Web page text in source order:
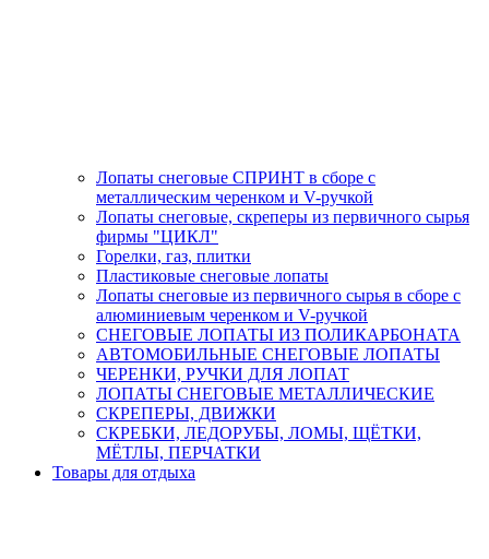
Лопаты снеговые СПРИНТ в сборе с
металлическим черенком и V-ручкой
Лопаты снеговые, скреперы из первичного сырья
фирмы "ЦИКЛ"
Горелки, газ, плитки
Пластиковые снеговые лопаты
Лопаты снеговые из первичного сырья в сборе с
алюминиевым черенком и V-ручкой
СНЕГОВЫЕ ЛОПАТЫ ИЗ ПОЛИКАРБОНАТА
АВТОМОБИЛЬНЫЕ СНЕГОВЫЕ ЛОПАТЫ
ЧЕРЕНКИ, РУЧКИ ДЛЯ ЛОПАТ
ЛОПАТЫ СНЕГОВЫЕ МЕТАЛЛИЧЕСКИЕ
СКРЕПЕРЫ, ДВИЖКИ
СКРЕБКИ, ЛЕДОРУБЫ, ЛОМЫ, ЩЁТКИ,
МЁТЛЫ, ПЕРЧАТКИ
Товары для отдыха